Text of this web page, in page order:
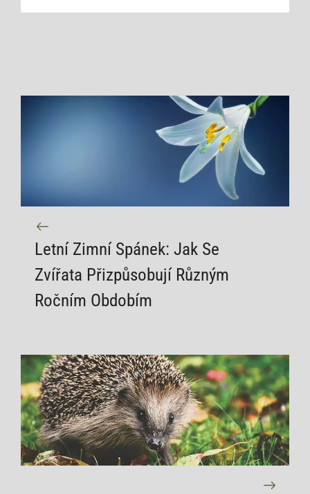
Letní Zimní Spánek: Jak Se
Zvířata Přizpůsobují Různým
Ročním Obdobím